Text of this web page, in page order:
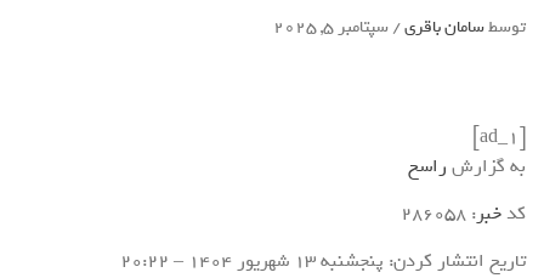
توسطسامان باقری/سپتامبر 5, 2025
[ad_1]
به گزارش راسخ
کدخبر: 286058
تاریخ انتشار کردن: پنجشنبه 13 شهريور 1404 – 20:22